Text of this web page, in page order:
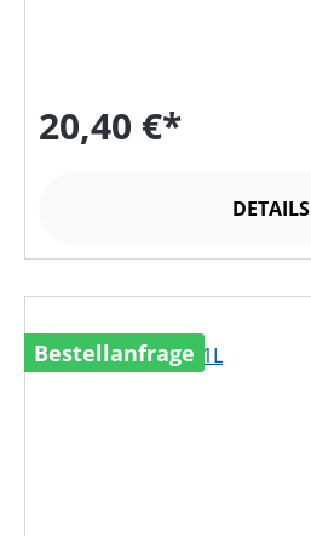
20,40 €*
DETAILS
Bestellanfrage